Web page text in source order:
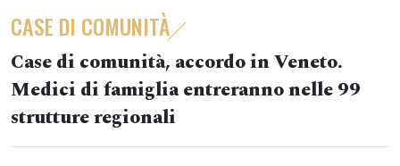
CASE DI COMUNITÀ
Case di comunità, accordo in Veneto.
Medici di famiglia entreranno nelle 99
strutture regionali